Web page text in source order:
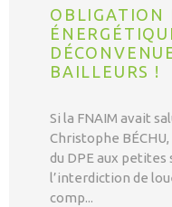
OBLIGATION
BAILLEURS !
Si la FNAIM avait
Christophe
du DPE aux
l’interdiction de
comp...